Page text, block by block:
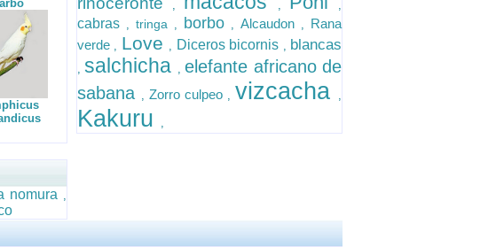
nomura ,
, , ,
cabras , tringa , borbo ,Alcaudon , Rana
verde , Love , Diceros bicornis , blancas
,salchicha ,elefante africano de
sabana , Zorro culpeo , vizcacha ,
Kakuru ,